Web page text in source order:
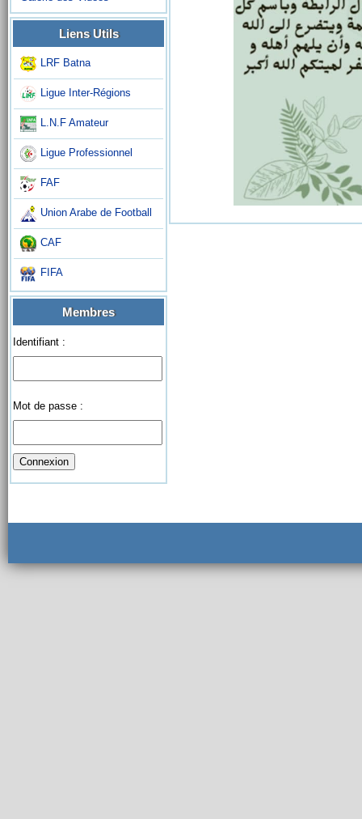
Liens Utils
LRF Batna
Ligue Inter-Régions
L.N.F Amateur
Ligue Professionnel
FAF
Union Arabe de Football
CAF
FIFA
Membres
Identifiant :
Mot de passe :